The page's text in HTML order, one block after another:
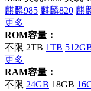
麒麟985 麒麟820 麒
更多
ROM容量：
不限 2TB 1TB
更多
RAM容量：
不限 24GB 18GB